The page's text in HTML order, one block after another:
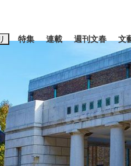
エンタメ ライ
特集 連載 週刊文春 文
キ
ードタグ一覧
輝 #高市早苗 #後藤真希 #
和田武